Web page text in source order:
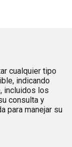
cualquier tipo
indicando
incluidos los
consulta y
para manejar su